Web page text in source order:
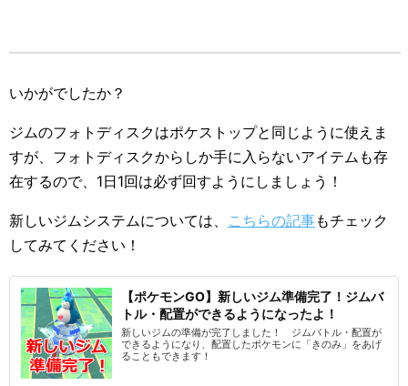
いかがでしたか？
ジムのフォトディスクはポケストップと同じように使えま
すが、フォトディスクからしか手に入らないアイテムも存
在するので、1日1回は必ず回すようにしましょう！
新しいジムシステムについては、 こちらの記事もチェック
してみてください！
【ポケモンGO】新しいジム準備完了！ジムバ
トル・配置ができるようになったよ！
新しいジムの準備が完了しました！ ジムバトル・配置が
できるようになり、配置したポケモンに「きのみ」をあげ
ることもできます！